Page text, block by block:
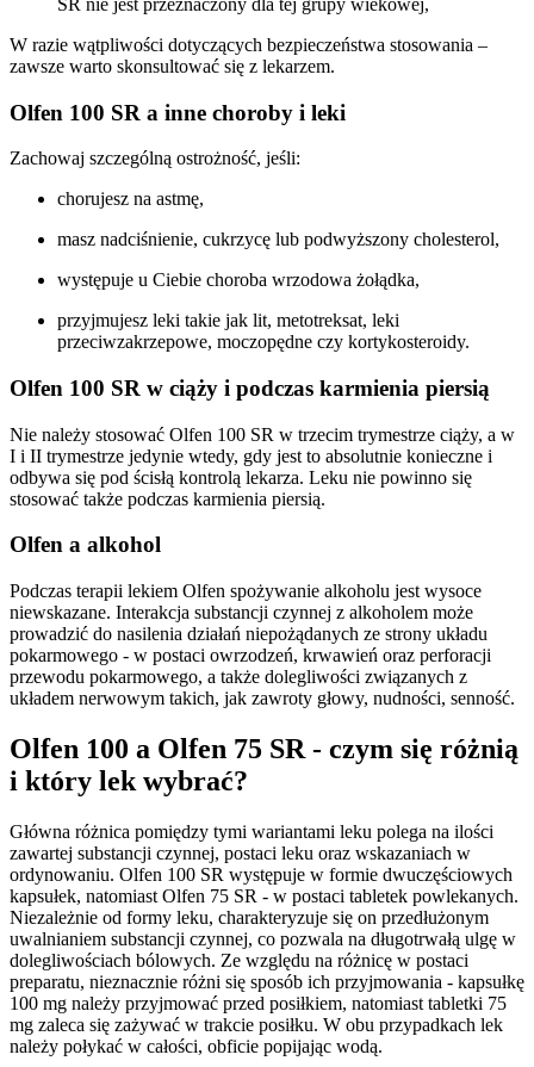
W razie wątpliwości dotyczących bezpieczeństwa stosowania –
zawsze warto skonsultować się z lekarzem.
Olfen 100 SR a inne choroby i leki
Zachowaj szczególną ostrożność, jeśli:
chorujesz na astmę,
masz nadciśnienie, cukrzycę lub podwyższony cholesterol,
występuje u Ciebie choroba wrzodowa żołądka,
przyjmujesz leki takie jak lit, metotreksat, leki
przeciwzakrzepowe, moczopędne czy kortykosteroidy.
Olfen 100 SR w ciąży i podczas karmienia piersią
Nie należy stosować Olfen 100 SR w trzecim trymestrze ciąży, a w
I i II trymestrze jedynie wtedy, gdy jest to absolutnie konieczne i
odbywa się pod ścisłą kontrolą lekarza. Leku nie powinno się
stosować także podczas karmienia piersią.
Olfen a alkohol
Podczas terapii lekiem Olfen spożywanie alkoholu jest wysoce
niewskazane. Interakcja substancji czynnej z alkoholem może
prowadzić do nasilenia działań niepożądanych ze strony układu
pokarmowego - w postaci owrzodzeń, krwawień oraz perforacji
przewodu pokarmowego, a także dolegliwości związanych z
układem nerwowym takich, jak zawroty głowy, nudności, senność.
Olfen 100 a Olfen 75 SR - czym się różnią
i który lek wybrać?
Główna różnica pomiędzy tymi wariantami leku polega na ilości
zawartej substancji czynnej, postaci leku oraz wskazaniach w
ordynowaniu. Olfen 100 SR występuje w formie dwuczęściowych
kapsułek, natomiast Olfen 75 SR - w postaci tabletek powlekanych.
Niezależnie od formy leku, charakteryzuje się on przedłużonym
uwalnianiem substancji czynnej, co pozwala na długotrwałą ulgę w
dolegliwościach bólowych. Ze względu na różnicę w postaci
preparatu, nieznacznie różni się sposób ich przyjmowania - kapsułkę
100 mg należy przyjmować przed posiłkiem, natomiast tabletki 75
mg zaleca się zażywać w trakcie posiłku. W obu przypadkach lek
należy połykać w całości, obficie popijając wodą.